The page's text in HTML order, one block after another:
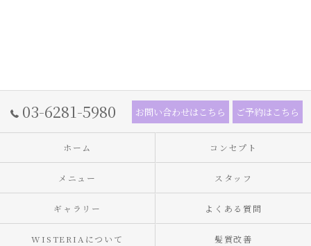
03-6281-5980 お問い合わせはこちら ご予約はこちら
ホーム コンセプト
メニュー スタッフ
ギャラリー よくある質問
WISTERIAについて 髪質改善